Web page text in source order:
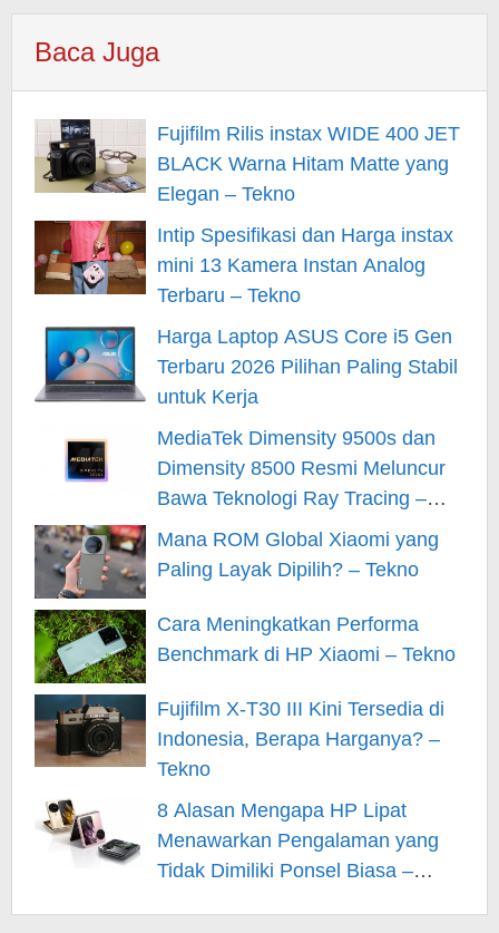
Baca Juga
Fujifilm Rilis instax WIDE 400 JET
BLACK Warna Hitam Matte yang
Elegan – Tekno
Intip Spesifikasi dan Harga instax
mini 13 Kamera Instan Analog
Terbaru – Tekno
Harga Laptop ASUS Core i5 Gen
Terbaru 2026 Pilihan Paling Stabil
untuk Kerja
MediaTek Dimensity 9500s dan
Dimensity 8500 Resmi Meluncur
Bawa Teknologi Ray Tracing –
Tekno
Mana ROM Global Xiaomi yang
Paling Layak Dipilih? – Tekno
Cara Meningkatkan Performa
Benchmark di HP Xiaomi – Tekno
Fujifilm X-T30 III Kini Tersedia di
Indonesia, Berapa Harganya? –
Tekno
8 Alasan Mengapa HP Lipat
Menawarkan Pengalaman yang
Tidak Dimiliki Ponsel Biasa –